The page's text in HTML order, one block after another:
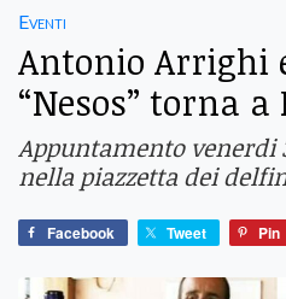
Eventi
Antonio Arrighi
“Nesos” torna a
Appuntamento venerdi
nella piazzetta dei
Facebook Tweet Pin